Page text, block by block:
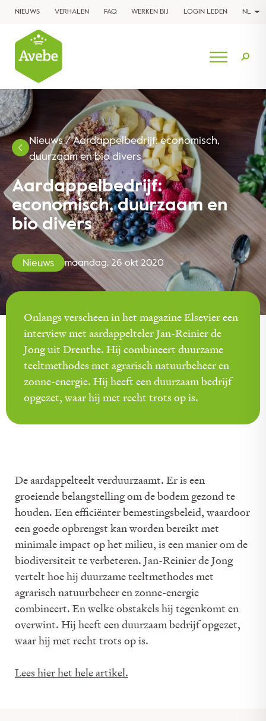
NIEUWS VERHALEN FAQ WERKEN BIJ LOGIN LEDEN NL
Nieuws/Aardappelbedrijf: economisch,
duurzaam en bio divers
Aardappelbedrijf:
economisch, duurzaam en
bio divers
Nieuws maandag, 26 okt 2020
Onlangs verscheen in het magazine Elsevier een
interview met aardappelteler Jan-Reinier de
Jong uit Drenthe. Hij combineert duurzame
teeltmethodes met agrarisch natuurbeheer en
zonne-energie. Hij heeft een duurzaam bedrijf
opgezet, waar hij met recht trots op is.
De aardappelteelt verduurzaamt. Er is een
groeiende belangstelling om de bodem gezond te
houden. Een efficiënter bemestingsbeleid, waardoor
een goede opbrengst kan worden bereikt met
minimale impact op het milieu, is een manier om de
biodiversiteit te verbeteren. Jan-Reinier de Jong
vertelt hoe hij duurzame teeltmethodes met
agrarisch natuurbeheer en zonne-energie
combineert. En welke obstakels hij tegenkomt en
overwint. Hij heeft een duurzaam bedrijf opgezet,
waar hij met recht trots op is.
Lees hier het hele artikel.